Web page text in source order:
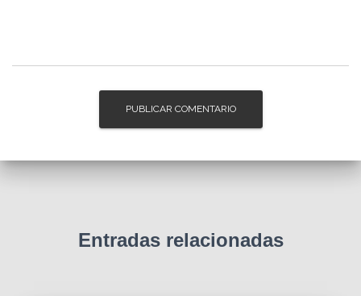
Entradas relacionadas